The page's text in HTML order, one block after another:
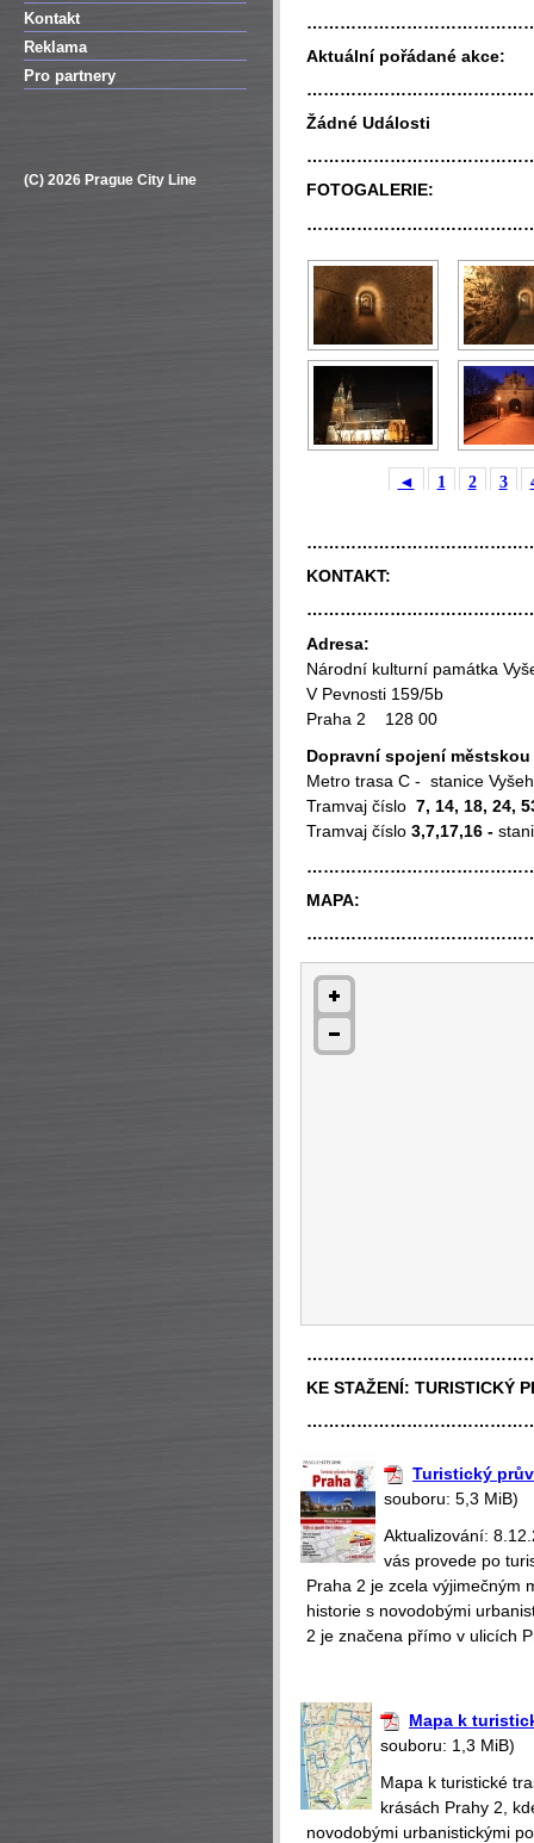
Kontakt
Reklama
Pro partnery
(C) 2026 Prague City Line
Aktuální pořádané akce:
Žádné Události
FOTOGALERIE:
◄ 1 2 3
KONTAKT:
Adresa:
Národní kulturní památka
V Pevnosti 159/5b
Praha 2 128 00
Dopravní spojení
Metro trasa C - stanice
Tramvaj číslo 7, 14, 18, 24,
Tramvaj číslo 3,7,17,16 -
MAPA:
KE STAŽENÍ: TURISTICKÝ
Turistický
souboru: 5,3 MiB)
Aktualizování:
vás provede po
Praha 2 je zcela výjimečným
historie s novodobými
2 je značena přímo v ulicích
Mapa k
souboru: 1,3 MiB)
Mapa k turistické
krásách Prahy 2,
novodobými urbanistickými